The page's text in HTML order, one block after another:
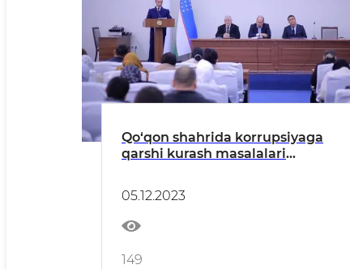
Qo‘qon shahrida korrupsiyaga
qarshi kurash masalalari
05.12.2023
149